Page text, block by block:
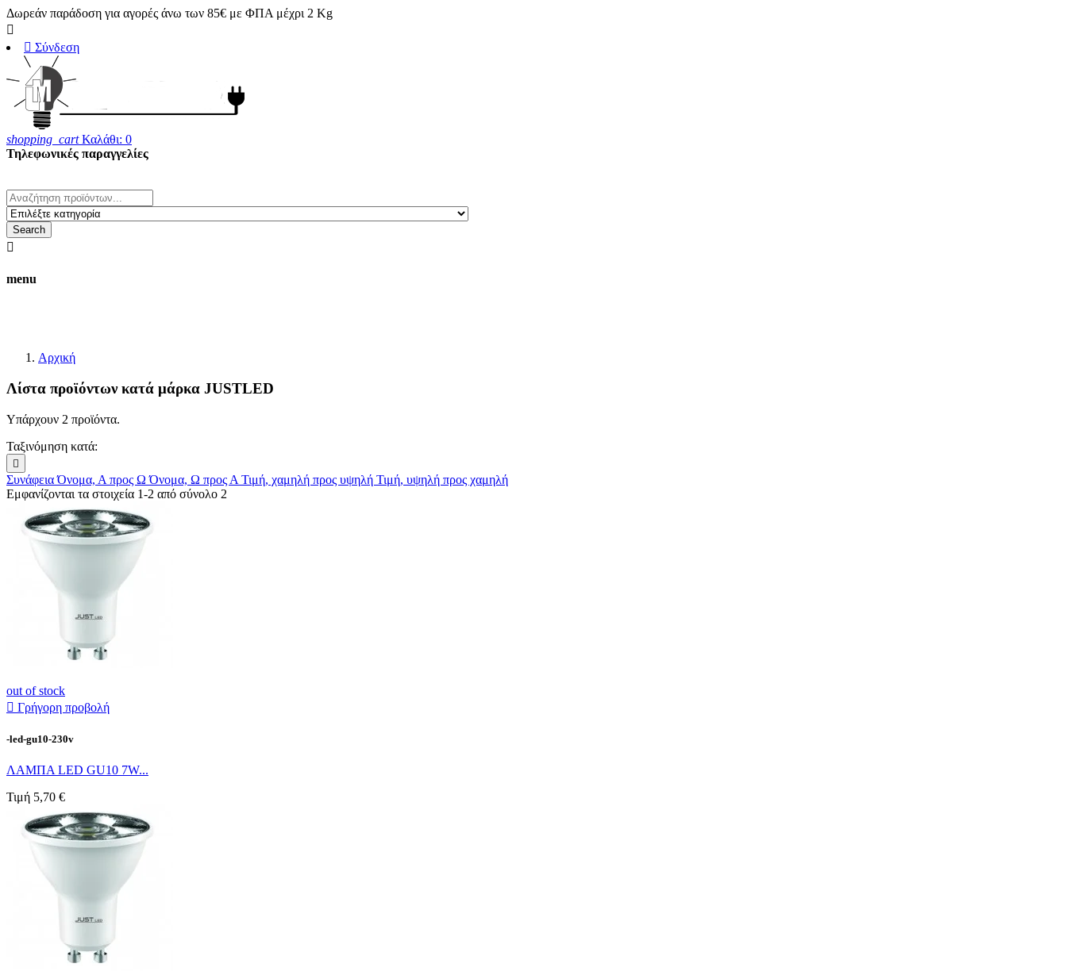
Δωρεάν παράδοση για αγορές άνω των 85€ με ΦΠΑ μέχρι 2 Kg

 Σύνδεση
shopping_cart Καλάθι: 0
Τηλεφωνικές παραγγελίες
Search

menu
Αρχική
Λίστα προϊόντων κατά μάρκα JUSTLED
Υπάρχουν 2 προϊόντα.
Ταξινόμηση κατά:

ΣυνάφειαΌνομα, Α προς ΩΌνομα, Ω προς Α Τιμή, χαμηλή προς υψηλή Τιμή, υψηλή προς χαμηλή
Εμφανίζονται τα στοιχεία 1-2 από σύνολο 2
out of stock
 Γρήγορη προβολή
-led-gu10-230v
ΛΑΜΠΑ LED GU10 7W...
Τιμή 5,70 €